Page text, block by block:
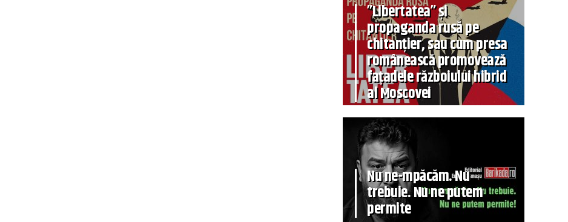
”Libertatea” și
propaganda rusă pe
chitanțier, sau cum presa
românească promovează
fațadele războiului hibrid
al Moscovei
Nu ne-mpăcăm. Nu
trebuie. Nu ne putem
permite